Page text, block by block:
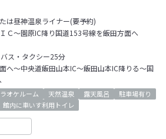
は昼神温泉ライナー(要予約)
Ｃ～園原IC降り国道153号線を飯田方面へ
ス・タクシー25分
～中央道飯田山本IC～飯田山本IC降りる～国
オケルーム 天然温泉 露天風呂
駐車場有り
館内に車いす利用トイレ